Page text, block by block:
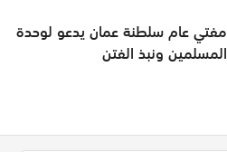
مفتي عام سلطنة عمان يدعو لوحدة
المسلمين ونبذ الفتن